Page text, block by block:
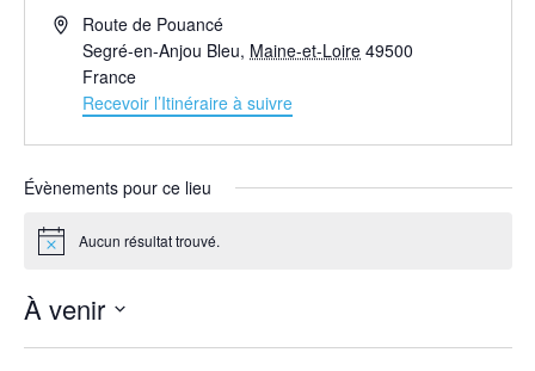
AdresseRoute de Pouancé
Segré-en-Anjou Bleu, Maine-et-Loire 49500
France
Recevoir l’Itinéraire à suivre
Évènements pour ce lieu
Notice Aucun résultat trouvé.
À venir
Sélectionnez